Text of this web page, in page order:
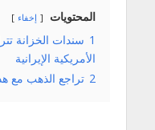
المحتويات إخفاء
1 سندات الخزانة
الأمريكية الإيرانية
2 تراجع الذهب مع